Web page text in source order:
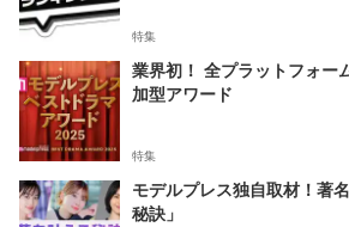
特集
業界初！ 全プラットフォー
加型アワード
特集
モデルプレス独自取材！著
秘訣」